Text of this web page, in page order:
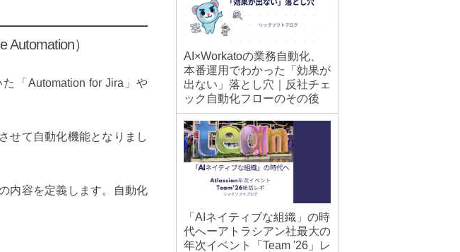
）
「Automation for Jira」や
せて自動化機能となりまし
内容を定義します。自動化
AI×Workatoの業務自動化、
本番運用でわかった「効果が
出ない」落とし穴｜反社チェ
ック自動化フローのその後
「AIネイティブな組織」の時
代へーアトラシアン社最大の
年次イベント「Team '26」レ